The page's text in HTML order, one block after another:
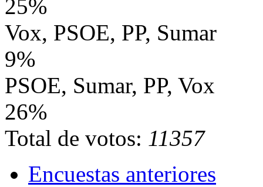
25%
Vox, PSOE, PP, Sumar
9%
PSOE, Sumar, PP, Vox
26%
Total de votos: 11357
Encuestas anteriores